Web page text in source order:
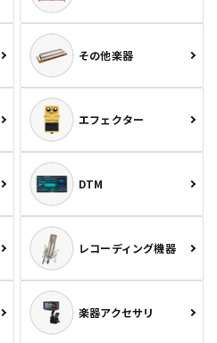
その他楽器
エフェクター
DTM
レコーディング機器
楽器アクセサリ